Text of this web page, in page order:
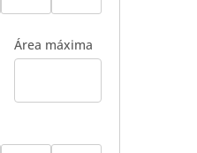
Área máxima